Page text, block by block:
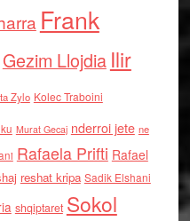
Frank
Gezim Llojdia Ilir
Zylo Kolec Traboini
Murat Gecaj nderroi jete ne
Rafaela Prifti Rafael
reshat kripa Sadik Elshani
shqiptaret Sokol